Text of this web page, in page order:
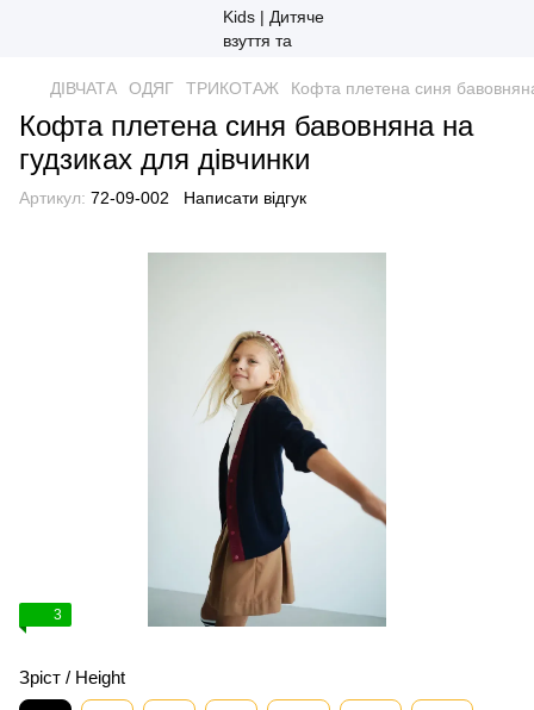
ДІВЧАТА ОДЯГ ТРИКОТАЖ Кофта плетена синя
Кофта плетена синя бавовняна на
гудзиках для дівчинки
Артикул: 72-09-002 Написати відгук
3
Зріст / Height